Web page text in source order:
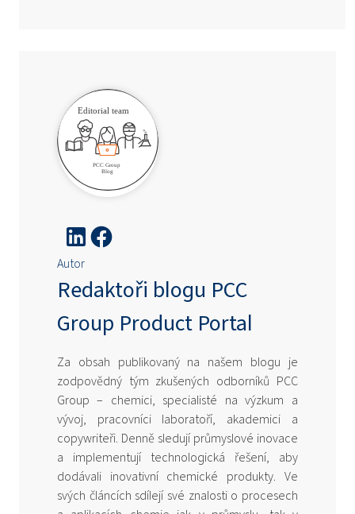
Autor
Redaktoři blogu PCC
Group Product Portal
Za obsah publikovaný na našem blogu je
zodpovědný tým zkušených odborníků PCC
Group – chemici, specialisté na výzkum a
vývoj, pracovníci laboratoří, akademici a
copywriteři. Denně sledují průmyslové inovace
a implementují technologická řešení, aby
dodávali inovativní chemické produkty. Ve
svých článcích sdílejí své znalosti o procesech